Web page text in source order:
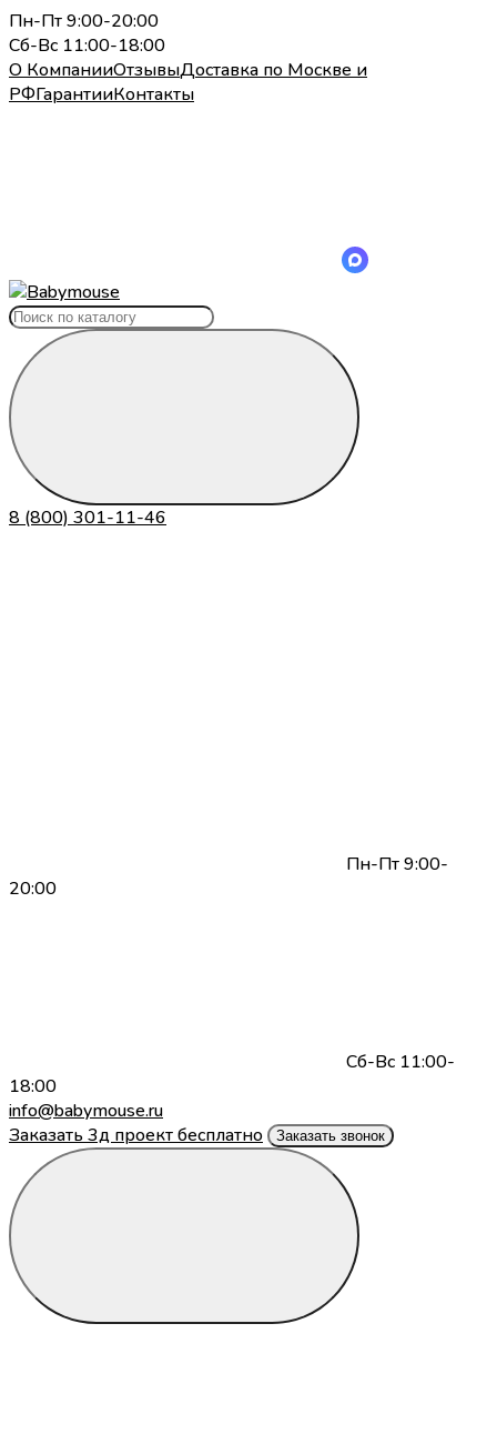
Пн-Пт 9:00-20:00
Сб-Вс 11:00-18:00
О КомпанииОтзывыДоставка по Москве и
РФГарантииКонтакты
8 (800) 301-11-46
Пн-Пт 9:00-
20:00
Сб-Вс 11:00-
18:00
info@babymouse.ru
Заказать 3д проект бесплатно
Заказать звонок